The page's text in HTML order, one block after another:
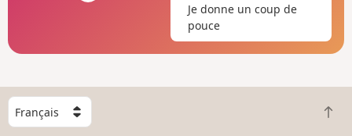
Je donne un coup de
pouce
C
h
R